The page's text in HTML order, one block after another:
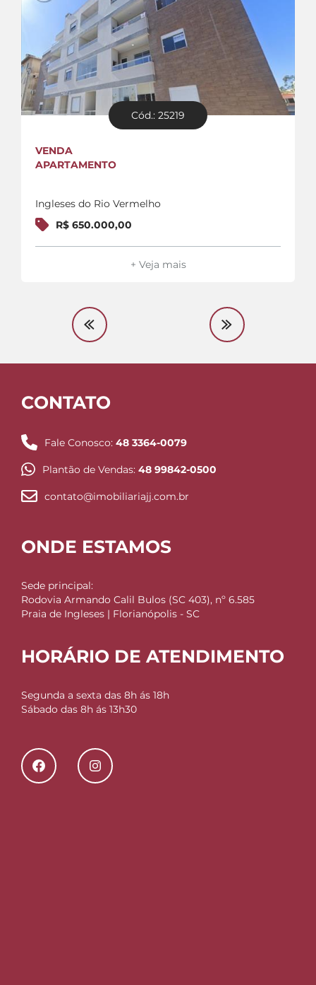
Cód.: 25219
VENDA
APARTAMENTO
Ingleses do Rio Vermelho
R$ 650.000,00
+ Veja mais
CONTATO
Fale Conosco: 48 3364-0079
Plantão de Vendas: 48 99842-0500
contato@imobiliariajj.com.br
ONDE ESTAMOS
Sede principal:
Rodovia Armando Calil Bulos (SC 403), nº 6.585
Praia de Ingleses | Florianópolis - SC
HORÁRIO DE ATENDIMENTO
Segunda a sexta das 8h ás 18h
Sábado das 8h ás 13h30